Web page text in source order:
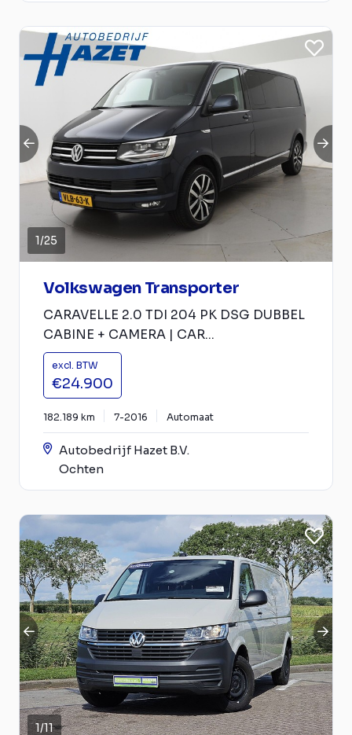
1/25
Volkswagen Transporter
CARAVELLE 2.0 TDI 204 PK DSG DUBBEL
CABINE + CAMERA | CAR...
excl. BTW
€24.900
182.189 km 7-2016 Automaat
Autobedrijf Hazet B.V.
Ochten
1/11